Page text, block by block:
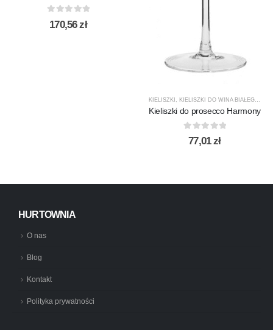
0out of 5
170,56zł
KIELISZKI , KIELISZKI DO WINA BIAŁEGO ,
Kieliszki do prosecco Harmony
out of 5
77,01zł
HURTOWNIA
O nas
Blog
Kontakt
Polityka prywatności